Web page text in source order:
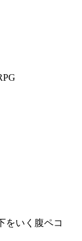
をいく腹ペコ